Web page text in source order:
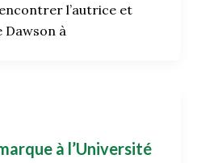
l’autrice et
à
à l’Université